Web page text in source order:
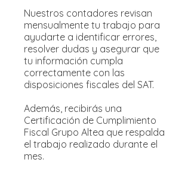
Nuestros contadores revisan
mensualmente tu trabajo para
ayudarte a identificar errores,
resolver dudas y asegurar que
tu información cumpla
correctamente con las
disposiciones fiscales del SAT.
Además, recibirás una
Certificación de Cumplimiento
Fiscal Grupo Altea que respalda
el trabajo realizado durante el
mes.